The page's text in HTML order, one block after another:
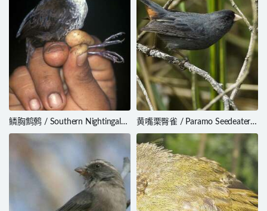
鳞胸鹪鹩 / Southern Nightingale-
Wren / Microcerculus marginatus
黄嘴栗臀雀 / Paramo Seedeater /
Catamenia homochroa